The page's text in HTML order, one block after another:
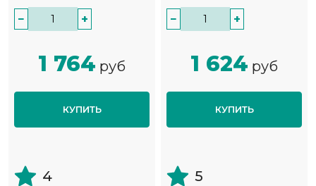
− +
1 764 руб
КУПИТЬ
4
− +
1 624 руб
КУПИТЬ
5